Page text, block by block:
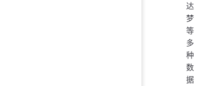
达
梦
等
多
种
数
据